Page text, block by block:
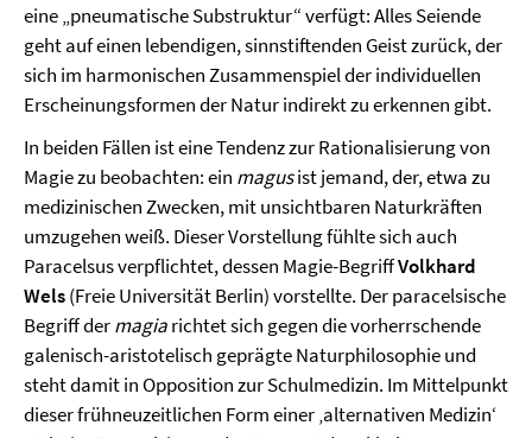
eine „pneumatische Substruktur“ verfügt: Alles Seiende
geht auf einen lebendigen, sinnstiftenden Geist zurück, der
sich im harmonischen Zusammenspiel der individuellen
Erscheinungsformen der Natur indirekt zu erkennen gibt.
In beiden Fällen ist eine Tendenz zur Rationalisierung von
Magie zu beobachten: ein magusist jemand, der, etwa zu
medizinischen Zwecken, mit unsichtbaren Naturkräften
umzugehen weiß. Dieser Vorstellung fühlte sich auch
Paracelsus verpflichtet, dessen Magie-BegriffVolkhard
Wels(Freie Universität Berlin) vorstellte. Der paracelsische
Begriff dermagiarichtet sich gegen die vorherrschende
galenisch-aristotelisch geprägte Naturphilosophie und
steht damit in Opposition zur Schulmedizin. Im Mittelpunkt
dieser frühneuzeitlichen Form einer ‚alternativen Medizin‘